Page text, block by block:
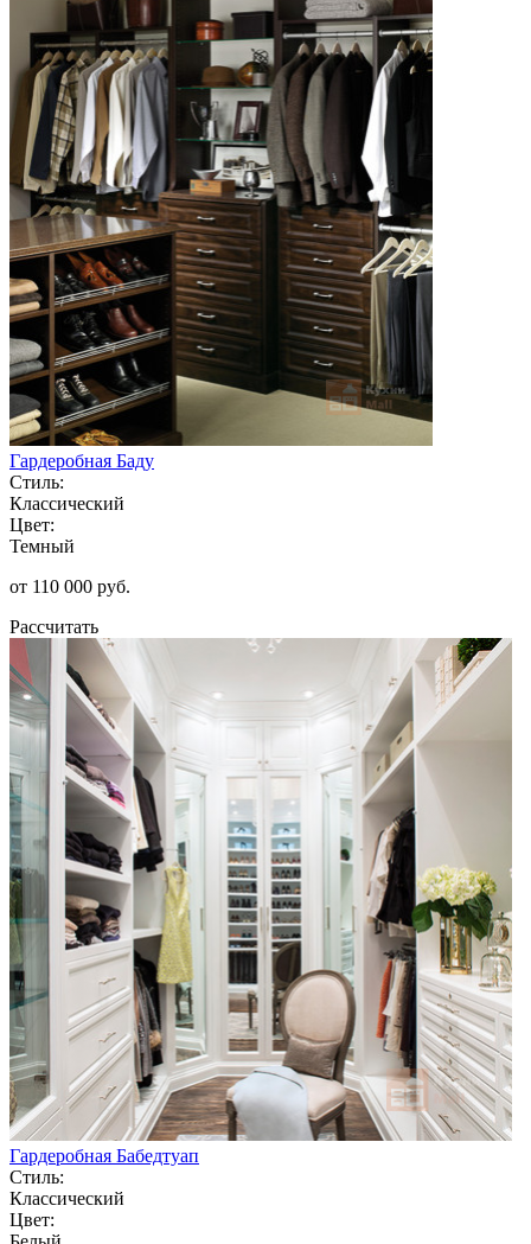
Гардеробная Баду
Стиль:
Классический
Цвет:
Темный
от 110 000 руб.
Рассчитать
Гардеробная Бабедтуап
Стиль:
Классический
Цвет: